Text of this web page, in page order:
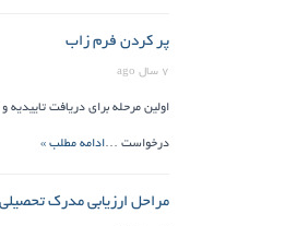
پر کردن فرم زاب
7 سال ago
اولین مرحله برای دریافت تاییدیه و
درخواست …ادامه مطلب »
مراحل ارزیابی مدرک